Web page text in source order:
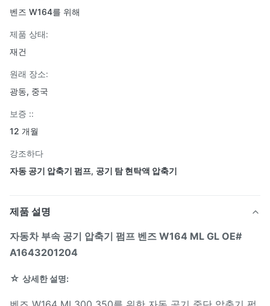
벤즈 W164를 위해
제품 상태:
재건
원래 장소:
광동, 중국
보증 ::
12 개월
강조하다
자동 공기 압축기 펌프, 공기 탐 현탁액 압축기
제품 설명
자동차 부속 공기 압축기 펌프 벤즈 W164 ML GL OE#
A1643201204
☆ 상세한 설명: